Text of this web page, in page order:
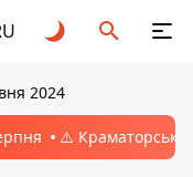
2024
⚠️ Краматорськ,